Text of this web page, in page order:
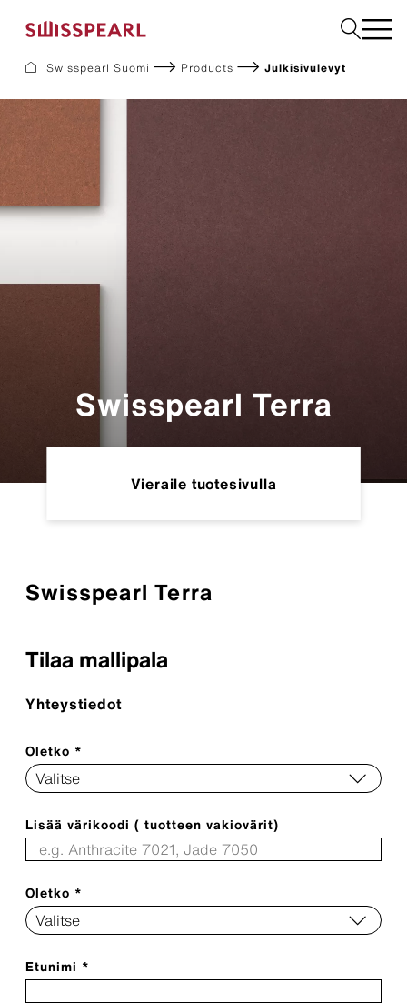
Inspiraatio
Julkisivulevyt
Rakennuslevyt
Sisätilalevyt
Ladattavat dokumentit
Swisspearl Suomi Products Julkisivulevyt
Swisspearl Terra
Vieraile tuotesivulla
Swisspearl Terra
Tilaa mallipala
Yhteystiedot
Oletko *
Lisää värikoodi ( tuotteen vakiovärit)
Oletko *
Etunimi *